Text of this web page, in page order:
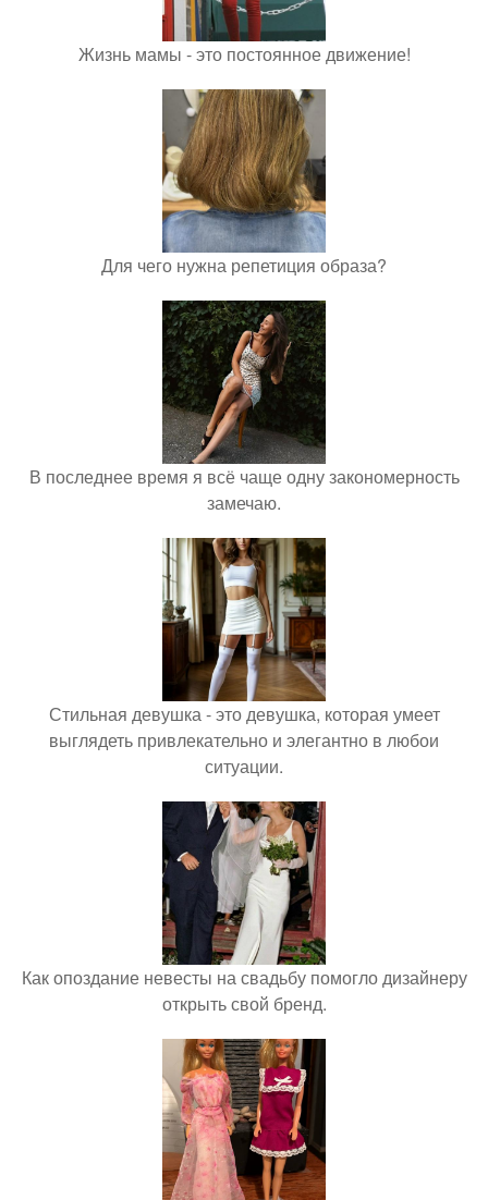
Жизнь мамы - это постоянное движение!
Для чего нужна репетиция образа?
В последнее время я всё чаще одну закономерность
замечаю.
Стильная девушка - это девушка, которая умеет
выглядеть привлекательно и элегантно в любои
ситуации.
Как опоздание невесты на свадьбу помогло дизайнеру
открыть свой бренд.